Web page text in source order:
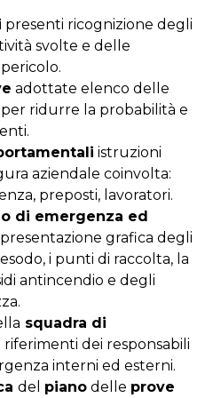
presenti ricognizione degli
svolte e delle
adottate elenco delle
ridurre la probabilità e
istruzioni
aziendale coinvolta:
preposti, lavoratori.
di emergenza ed
grafica degli
i punti di raccolta, la
antincendio e degli
squadra di
riferimenti dei responsabili
interni ed esterni.
del piano delle prove